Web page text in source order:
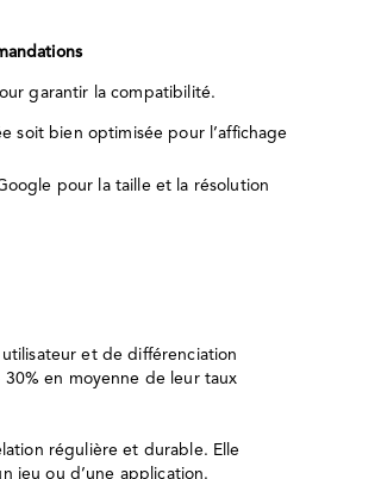
garantir la compatibilité.
soit bien optimisée pour l’affichage
pour la taille et la résolution
et de différenciation
en moyenne de leur taux
régulière et durable. Elle
jeu ou d’une application.